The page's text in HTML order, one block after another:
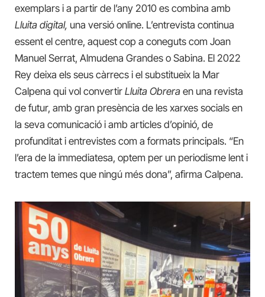
exemplars i a partir de l’any 2010 es combina amb
Lluita digital, una versió online. L’entrevista continua
essent el centre, aquest cop a coneguts com Joan
Manuel Serrat, Almudena Grandes o Sabina. El 2022
Rey deixa els seus càrrecs i el substitueix la Mar
Calpena qui vol convertir Lluita Obrera en una revista
de futur, amb gran presència de les xarxes socials en
la seva comunicació i amb articles d’opinió, de
profunditat i entrevistes com a formats principals. “En
l’era de la immediatesa, optem per un periodisme lent i
tractem temes que ningú més dona”, afirma Calpena.